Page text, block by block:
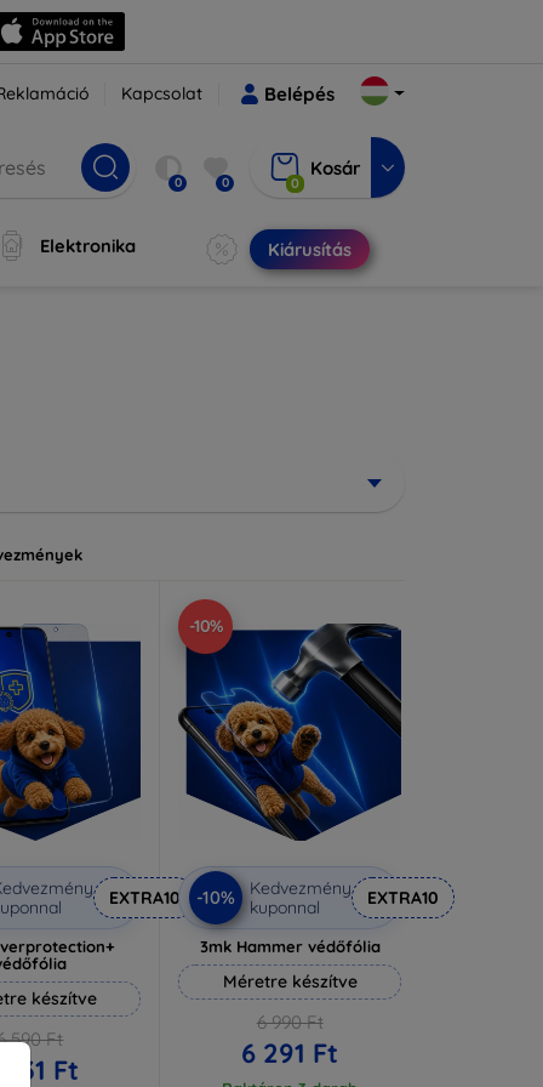
Kapcsolat Belépés
0 0 0
Kosár
Elektronika Kiárusítás
EXTRA10
készítve
590 Ft
931 Ft
-10%
-10%
Kedvezmény
kuponnal
EXTRA10
3mk Hammer védőfólia
Méretre készítve
6 990 Ft
6 291 Ft